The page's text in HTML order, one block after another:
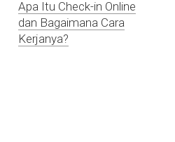
Apa Itu Check-in Online
dan Bagaimana Cara
Kerjanya?